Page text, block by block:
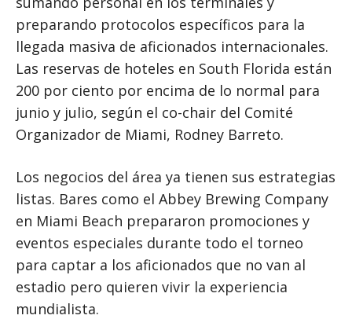
preparando protocolos específicos para la
llegada masiva de aficionados internacionales.
Las reservas de hoteles en South Florida están
200 por ciento por encima de lo normal para
junio y julio, según el co-chair del Comité
Organizador de Miami, Rodney Barreto.
Los negocios del área ya tienen sus estrategias
listas. Bares como el Abbey Brewing Company
en Miami Beach prepararon promociones y
eventos especiales durante todo el torneo
para captar a los aficionados que no van al
estadio pero quieren vivir la experiencia
mundialista.